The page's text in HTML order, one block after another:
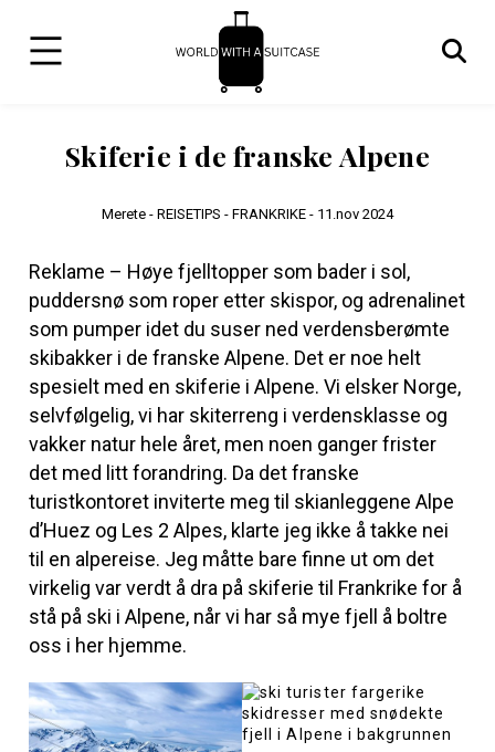
Skiferie i de franske Alpene
Merete - REISETIPS - FRANKRIKE - 11.nov 2024
Reklame – Høye fjelltopper som bader i sol,
puddersnø som roper etter skispor, og adrenalinet
som pumper idet du suser ned verdensberømte
skibakker i de franske Alpene. Det er noe helt
spesielt med en skiferie i Alpene. Vi elsker Norge,
selvfølgelig, vi har skiterreng i verdensklasse og
vakker natur hele året, men noen ganger frister
det med litt forandring. Da det franske
turistkontoret inviterte meg til skianleggene Alpe
d’Huez og Les 2 Alpes, klarte jeg ikke å takke nei
til en alpereise. Jeg måtte bare finne ut om det
virkelig var verdt å dra på skiferie til Frankrike for å
stå på ski i Alpene, når vi har så mye fjell å boltre
oss i her hjemme.